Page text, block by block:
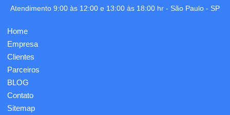
e livre
é
segura
para ...
em
Atendimento 9:00 às 12:00 e 13:00 às 18:00 hr - São Paulo - SP
Home
Empresa
Clientes
Parceiros
BLOG
Contato
Sitemap